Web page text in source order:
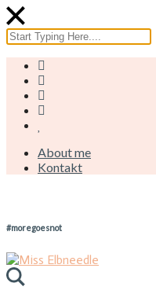
About me
Kontakt
#moregoesnot